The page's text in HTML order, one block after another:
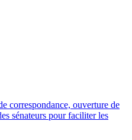
correspondance, ouverture de
sénateurs pour faciliter les